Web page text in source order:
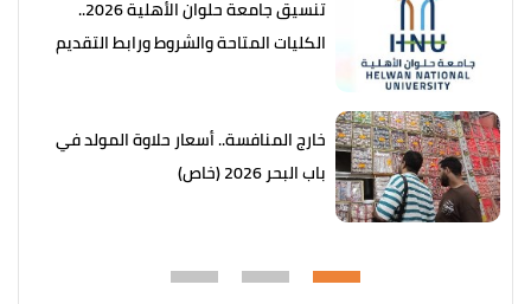
تنسيق جامعة حلوان الأهلية 2026..
الكليات المتاحة والشروط ورابط التقديم
خارج المنافسة.. أسعار حلاوة المولد في
باب البحر 2026 (خاص)